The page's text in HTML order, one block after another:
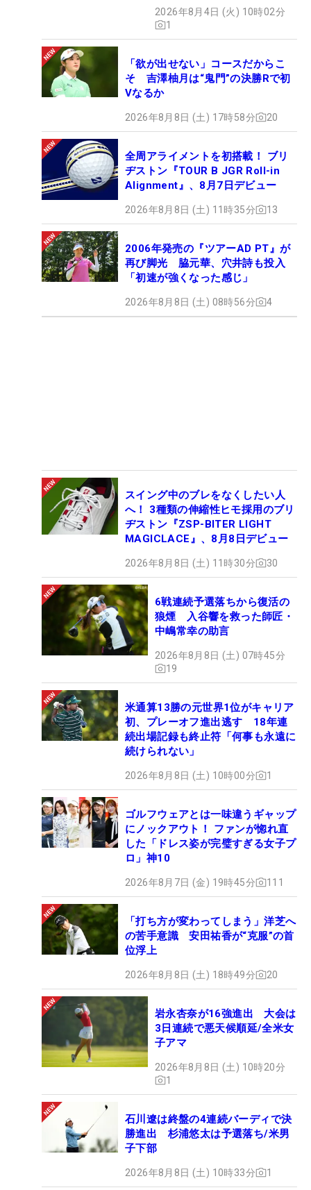
2026年8月4日 (火) 10時02分
1
「欲が出せない」コースだからこ
そ 吉澤柚月は“鬼門”の決勝Rで初
Vなるか
2026年8月8日 (土) 17時58分 20
全周アライメントを初搭載！ ブリ
ヂストン『TOUR B JGR Roll-in
Alignment』、8月7日デビュー
2026年8月8日 (土) 11時35分 13
2006年発売の『ツアーAD PT』が
再び脚光 脇元華、穴井詩も投入
「初速が強くなった感じ」
2026年8月8日 (土) 08時56分 4
スイング中のブレをなくしたい人
へ！ 3種類の伸縮性ヒモ採用のブリ
ヂストン『ZSP-BITER LIGHT
MAGICLACE』、8月8日デビュー
2026年8月8日 (土) 11時30分 30
6戦連続予選落ちから復活の
狼煙 入谷響を救った師匠・
中嶋常幸の助言
2026年8月8日 (土) 07時45分
19
米通算13勝の元世界1位がキャリア
初、プレーオフ進出逃す 18年連
続出場記録も終止符「何事も永遠に
続けられない」
2026年8月8日 (土) 10時00分 1
ゴルフウェアとは一味違うギャップ
にノックアウト！ ファンが惚れ直
した「ドレス姿が完璧すぎる女子プ
ロ」神10
2026年8月7日 (金) 19時45分 111
「打ち方が変わってしまう」洋芝へ
の苦手意識 安田祐香が“克服”の首
位浮上
2026年8月8日 (土) 18時49分 20
岩永杏奈が16強進出 大会は
3日連続で悪天候順延/全米女
子アマ
2026年8月8日 (土) 10時20分
1
石川遼は終盤の4連続バーディで決
勝進出 杉浦悠太は予選落ち/米男
子下部
2026年8月8日 (土) 10時33分 1